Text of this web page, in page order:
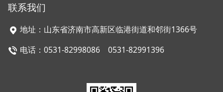
联系我们
地址：山东省济南市高新区临港街道和邻街1366号
电话：0531-82998086 0531-82991396